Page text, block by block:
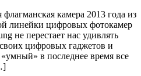
камера 2013 года из
линейки цифровых фотокамер
не перестает нас удивлять
цифровых гаджетов и
в последнее время все